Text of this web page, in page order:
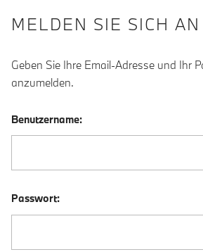
MELDEN SIE SICH AN
Geben Sie Ihre Email-Adresse und Ihr
anzumelden.
Benutzername:
Passwort: